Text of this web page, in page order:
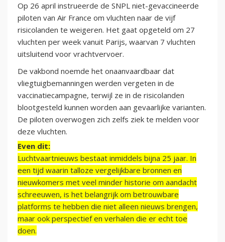
Op 26 april instrueerde de SNPL niet-gevaccineerde
piloten van Air France om vluchten naar de vijf
risicolanden te weigeren. Het gaat opgeteld om 27
vluchten per week vanuit Parijs, waarvan 7 vluchten
uitsluitend voor vrachtvervoer.
De vakbond noemde het onaanvaardbaar dat
vliegtuigbemanningen werden vergeten in de
vaccinatiecampagne, terwijl ze in de risicolanden
blootgesteld kunnen worden aan gevaarlijke varianten.
De piloten overwogen zich zelfs ziek te melden voor
deze vluchten.
Even dit:
Luchtvaartnieuws bestaat inmiddels bijna 25 jaar. In
een tijd waarin talloze vergelijkbare bronnen en
nieuwkomers met veel minder historie om aandacht
schreeuwen, is het belangrijk om betrouwbare
platforms te hebben die niet alleen nieuws brengen,
maar ook perspectief en verhalen die er echt toe
doen.